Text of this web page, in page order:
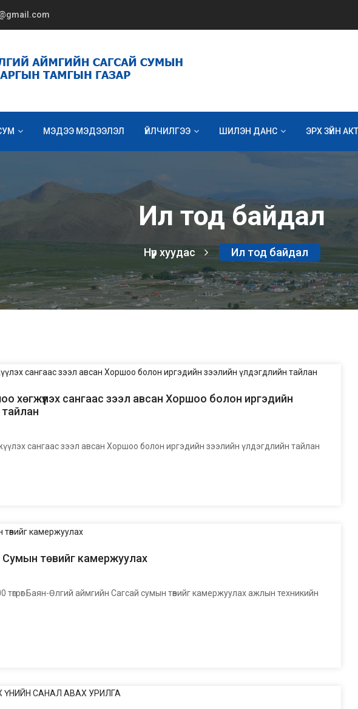
МЭДЭЭ МЭДЭЭЛЭЛ ҮЙЛЧИЛГЭЭ ШИЛЭН ДАНС ЭРХ ЗҮЙН АКТ
Ил тод байдал
Нүүр хуудас Ил тод байдал
хөгжүүлэх сангаас зээл авсан Хоршоо болон иргэдийн
тайлан
сангаас зээл авсан Хоршоо болон иргэдийн зээлийн үлдэгдлийн тайлан
төвийг камержуулах
төгрөг Баян-Өлгий аймгийн Сагсай сумын төвийг камержуулах ажлын техникийн